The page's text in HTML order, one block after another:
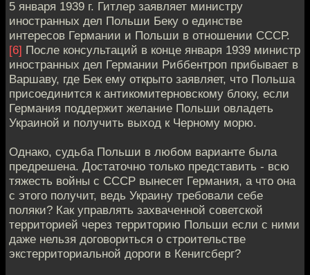
5 января 1939 г. Гитлер заявляет министру
иностранных дел Польши Беку о единстве
интересов Германии и Польши в отношении СССР.
[6] После консультаций в конце января 1939 министр
иностранных дел Германии Риббентроп прибывает в
Варшаву, где Бек ему открыто заявляет, что Польша
присоединится к антикомитерновскому блоку, если
Германия поддержит желание Польши овладеть
Украиной и получить выход к Черному морю.
Однако, судьба Польши в любом варианте была
предрешена. Достаточно только представить - всю
тяжесть войны с СССР вынесет Германия, а что она
с этого получит, ведь Украину требовали себе
поляки? Как управлять захваченной советской
территорией через территорию Польши если с ними
даже нельзя договориться о строительстве
экстерриториальной дороги в Кенигсберг?